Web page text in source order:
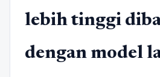
lebih tinggi
dengan model